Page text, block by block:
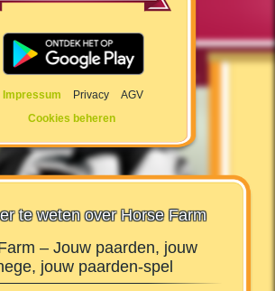
Impressum Privacy
AGV
Cookies beheren
te weten over Horse Farm
– Jouw paarden, jouw
jouw paarden-spel